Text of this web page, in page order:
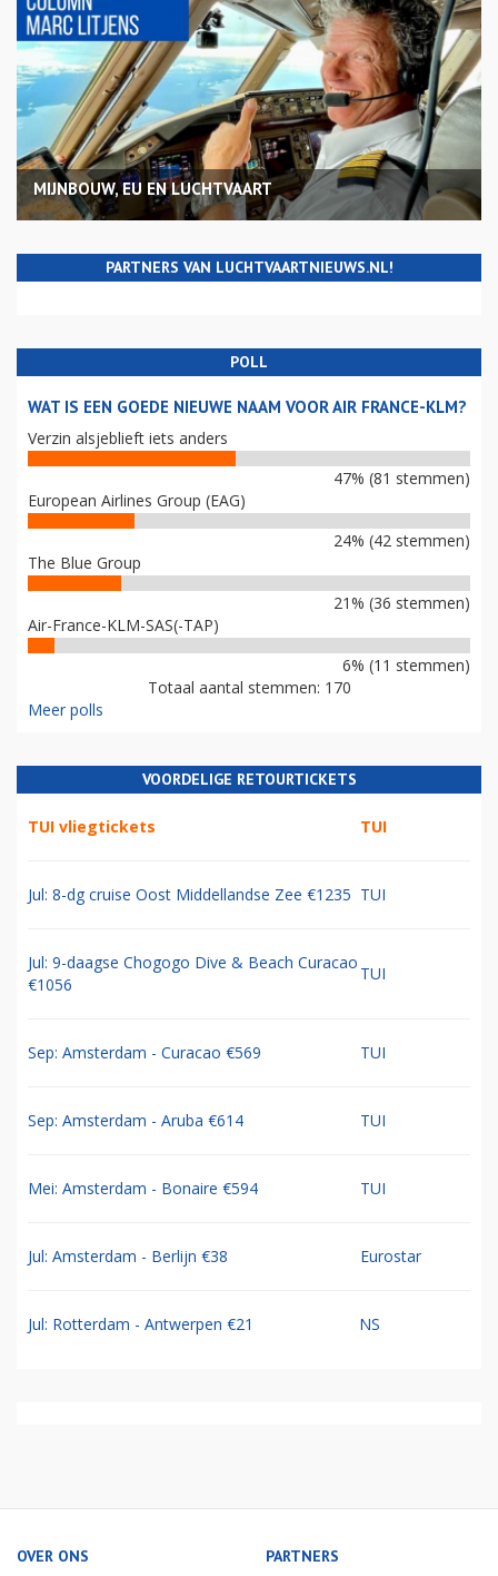
MIJNBOUW, EU EN LUCHTVAART
PARTNERS VAN LUCHTVAARTNIEUWS.NL!
POLL
WAT IS EEN GOEDE NIEUWE NAAM VOOR AIR FRANCE-KLM?
Verzin alsjeblieft iets anders
47% (81 stemmen)
European Airlines Group (EAG)
24% (42 stemmen)
The Blue Group
21% (36 stemmen)
Air-France-KLM-SAS(-TAP)
6% (11 stemmen)
Totaal aantal stemmen: 170
Meer polls
VOORDELIGE RETOURTICKETS
TUI vliegtickets TUI
Jul: 8-dg cruise Oost Middellandse Zee €1235 TUI
Jul: 9-daagse Chogogo Dive & Beach Curacao
€1056
TUI
Sep: Amsterdam - Curacao €569 TUI
Sep: Amsterdam - Aruba €614 TUI
Mei: Amsterdam - Bonaire €594 TUI
Jul: Amsterdam - Berlijn €38 Eurostar
Jul: Rotterdam - Antwerpen €21 NS
OVER ONS PARTNERS